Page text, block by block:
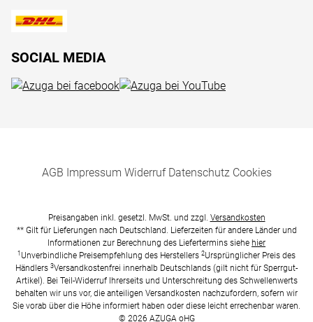
SOCIAL MEDIA
AGB Impressum Widerruf Datenschutz Cookies
Preisangaben inkl. gesetzl. MwSt. und zzgl. Versandkosten
** Gilt für Lieferungen nach Deutschland. Lieferzeiten für andere Länder und
Informationen zur Berechnung des Liefertermins siehe hier
1 Unverbindliche Preisempfehlung des Herstellers 2Ursprünglicher Preis des
Händlers 3Versandkostenfrei innerhalb Deutschlands (gilt nicht für Sperrgut-
Artikel). Bei Teil-Widerruf Ihrerseits und Unterschreitung des Schwellenwerts
behalten wir uns vor, die anteiligen Versandkosten nachzufordern, sofern wir
Sie vorab über die Höhe informiert haben oder diese leicht errechenbar waren.
© 2026 AZUGA oHG